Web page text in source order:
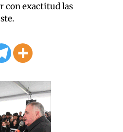
con exactitud las